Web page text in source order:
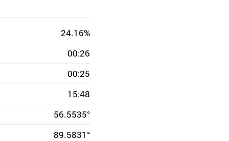
24.16%
00:26
00:25
15:48
56.5535°
89.5831°